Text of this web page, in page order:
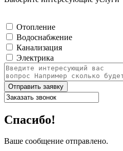
Отопление
Водоснабжение
Канализация
Электрика
Отправить заявку
Спасибо!
Ваше сообщение отправлено.